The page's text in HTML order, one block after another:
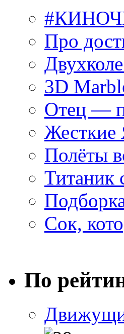
Про
3D
Отец —
Жесткие
Полёты
Титаник
Сок,
По